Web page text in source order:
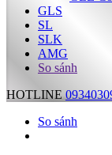
GLS
SL
SLK
AMG
So sánh
HOTLINE
So sánh